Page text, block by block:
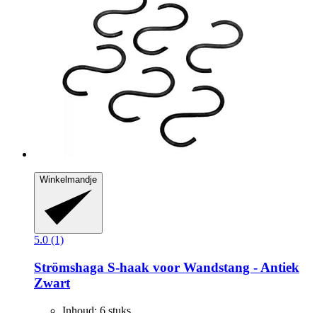
Winkelmandje
5.0 (1)
Strömshaga S-​haak voor Wandstang -​ Antiek
Zwart
Inhoud: 6 stuks